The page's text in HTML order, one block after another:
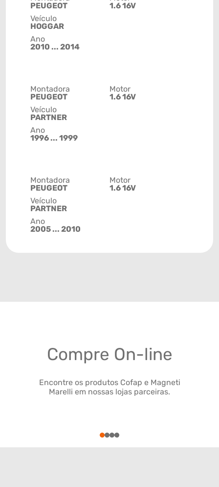
PEUGEOT
Veículo
HOGGAR
Ano
2010 ... 2014
1.6 16V
Montadora
PEUGEOT
Veículo
PARTNER
Ano
1996 ... 1999
Motor
1.6 16V
Montadora
PEUGEOT
Veículo
PARTNER
Ano
2005 ... 2010
Motor
1.6 16V
Compre On-line
Encontre os produtos Cofap e Magneti
Marelli em nossas lojas parceiras.
1234